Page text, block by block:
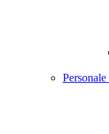
Personale